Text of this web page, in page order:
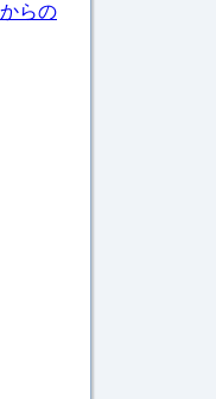
らの